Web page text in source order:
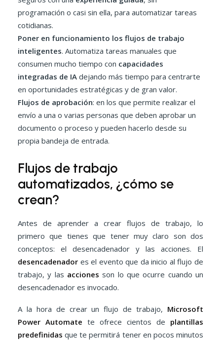
programación o casi sin ella, para automatizar tareas
cotidianas.
Poner en funcionamiento los flujos de trabajo
inteligentes. Automatiza tareas manuales que
consumen mucho tiempo con capacidades
integradas de IA dejando más tiempo para centrarte
en oportunidades estratégicas y de gran valor.
Flujos de aprobación: en los que permite realizar el
envío a una o varias personas que deben aprobar un
documento o proceso y pueden hacerlo desde su
propia bandeja de entrada.
Flujos de trabajo
automatizados, ¿cómo se
crean?
Antes de aprender a crear flujos de trabajo, lo
primero que tienes que tener muy claro son dos
conceptos: el desencadenador y las acciones. El
desencadenador es el evento que da inicio al flujo de
trabajo, y las acciones son lo que ocurre cuando un
desencadenador es invocado.
A la hora de crear un flujo de trabajo, Microsoft
Power Automate te ofrece cientos de plantillas
predefinidas que te permitirá tener en pocos minutos